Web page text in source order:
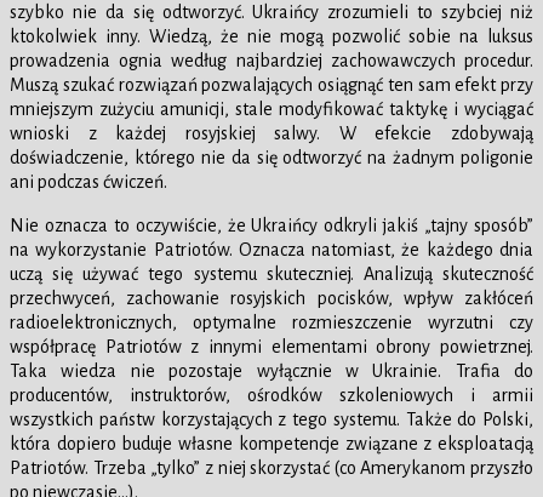
szybko nie da się odtworzyć. Ukraińcy zrozumieli to szybciej niż
ktokolwiek inny. Wiedzą, że nie mogą pozwolić sobie na luksus
prowadzenia ognia według najbardziej zachowawczych procedur.
Muszą szukać rozwiązań pozwalających osiągnąć ten sam efekt przy
mniejszym zużyciu amunicji, stale modyfikować taktykę i wyciągać
wnioski z każdej rosyjskiej salwy. W efekcie zdobywają
doświadczenie, którego nie da się odtworzyć na żadnym poligonie
ani podczas ćwiczeń.
Nie oznacza to oczywiście, że Ukraińcy odkryli jakiś „tajny sposób”
na wykorzystanie Patriotów. Oznacza natomiast, że każdego dnia
uczą się używać tego systemu skuteczniej. Analizują skuteczność
przechwyceń, zachowanie rosyjskich pocisków, wpływ zakłóceń
radioelektronicznych, optymalne rozmieszczenie wyrzutni czy
współpracę Patriotów z innymi elementami obrony powietrznej.
Taka wiedza nie pozostaje wyłącznie w Ukrainie. Trafia do
producentów, instruktorów, ośrodków szkoleniowych i armii
wszystkich państw korzystających z tego systemu. Także do Polski,
która dopiero buduje własne kompetencje związane z eksploatacją
Patriotów. Trzeba „tylko” z niej skorzystać (co Amerykanom przyszło
po niewczasie…).